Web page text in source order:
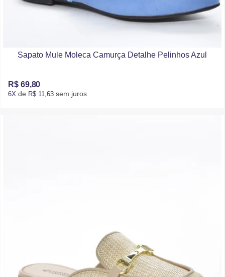
Sapato Mule Moleca Camurça Detalhe Pelinhos Azul
R$ 69,80
6X de R$ 11,63 sem juros